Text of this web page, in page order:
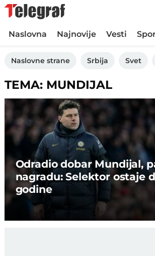
Naslovna Najnovije Vesti
Naslovne strane Srbija Svet
TEMA: MUNDIJAL
Odradio dobar Mundijal,
nagradu: Selektor ostaje
godine